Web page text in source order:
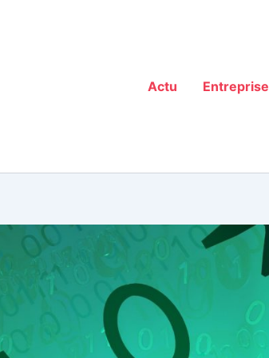
Actu Entreprise